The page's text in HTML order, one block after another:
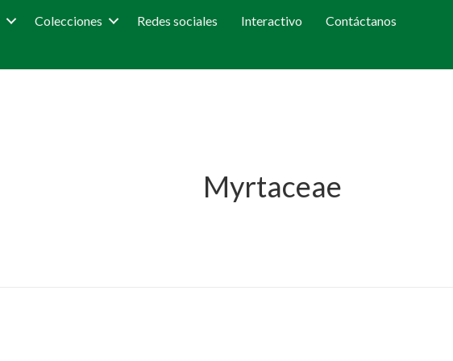
Colecciones Redes sociales Interactivo Contáctanos
Myrtaceae